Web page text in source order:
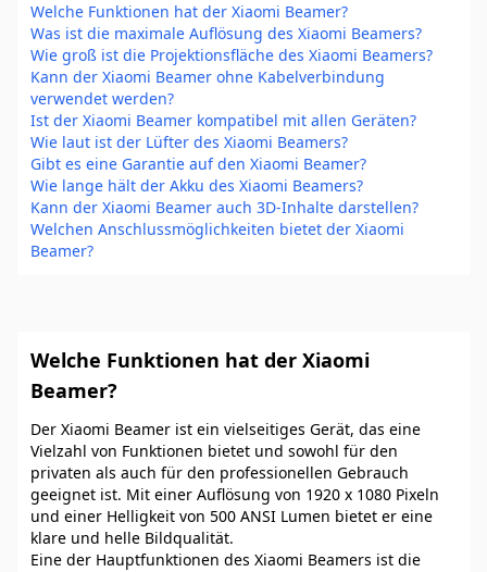
Welche Funktionen hat der Xiaomi Beamer?
Was ist die maximale Auflösung des Xiaomi Beamers?
Wie groß ist die Projektionsfläche des Xiaomi Beamers?
Kann der Xiaomi Beamer ohne Kabelverbindung
verwendet werden?
Ist der Xiaomi Beamer kompatibel mit allen Geräten?
Wie laut ist der Lüfter des Xiaomi Beamers?
Gibt es eine Garantie auf den Xiaomi Beamer?
Wie lange hält der Akku des Xiaomi Beamers?
Kann der Xiaomi Beamer auch 3D-Inhalte darstellen?
Welchen Anschlussmöglichkeiten bietet der Xiaomi
Beamer?
Welche Funktionen hat der Xiaomi
Beamer?
Der Xiaomi Beamer ist ein vielseitiges Gerät, das eine
Vielzahl von Funktionen bietet und sowohl für den
privaten als auch für den professionellen Gebrauch
geeignet ist. Mit einer Auflösung von 1920 x 1080 Pixeln
und einer Helligkeit von 500 ANSI Lumen bietet er eine
klare und helle Bildqualität.
Eine der Hauptfunktionen des Xiaomi Beamers ist die